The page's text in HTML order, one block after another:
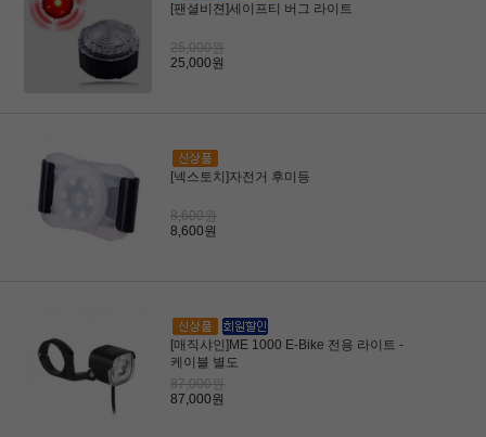
[팬셜비젼]세이프티 버그 라이트
25,000원
25,000원
[넥스토치]자전거 후미등
8,600원
8,600원
[매직샤인]ME 1000 E-Bike 전용 라이트 -
케이블 별도
87,000원
87,000원